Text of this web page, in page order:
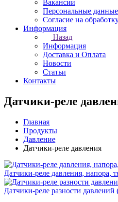
Вакансии
Персональные данные
Согласие на
Информация
Назад
Информация
Доставка и Оплата
Новости
Статьи
Контакты
Датчики-реле
Главная
Продукты
Давление
Датчики-реле давления
Датчики-реле давления, напора,
Датчики-реле разности